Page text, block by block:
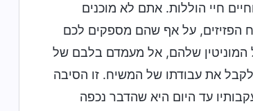
חיי הוללות. אתם לא מוכנים
הפזיזים, על אף שהם מספקים לכם
המוניטין שלהם, אל מעמדם בלבם של
את עבודתו של המשיח. זו הסיבה
עד היום היא שהדבר נכפה